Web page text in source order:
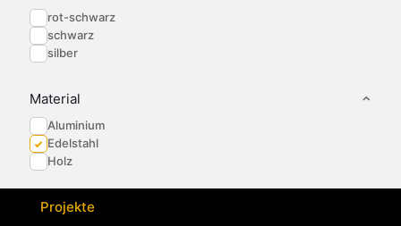
rot-schwarz
schwarz
silber
Material
Aluminium
Edelstahl
Holz
Projekte